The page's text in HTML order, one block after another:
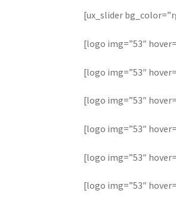
[ux_slider
[logo img=”53″
[logo img=”53″
[logo img=”53″
[logo img=”53″
[logo img=”53″
[logo img=”53″